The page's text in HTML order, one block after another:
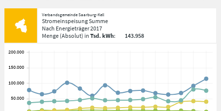
Verbandsgemeinde Saarburg-Kell
Stromeinspeisung Summe
Nach Energieträger2017
Menge(Absolut) in Tsd. kWh: 143.958